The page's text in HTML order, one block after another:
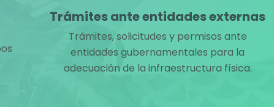
Trámites ante entidades externas
Trámites, solicitudes y permisos ante
entidades gubernamentales para la
adecuación de la infraestructura física.